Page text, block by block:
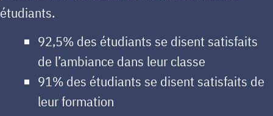
étudiants.
92,5% des étudiants se disent satisfaits
de l’ambiance dans leur classe
91% des étudiants se disent satisfaits de
leur formation